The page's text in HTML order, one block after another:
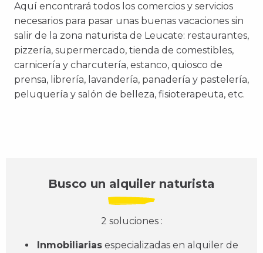
Aquí encontrará todos los comercios y servicios
necesarios para pasar unas buenas vacaciones sin
salir de la zona naturista de Leucate: restaurantes,
pizzería, supermercado, tienda de comestibles,
carnicería y charcutería, estanco, quiosco de
prensa, librería, lavandería, panadería y pastelería,
peluquería y salón de belleza, fisioterapeuta, etc.
Busco un alquiler naturista
2 soluciones :
Inmobiliariasespecializadas en alquiler de